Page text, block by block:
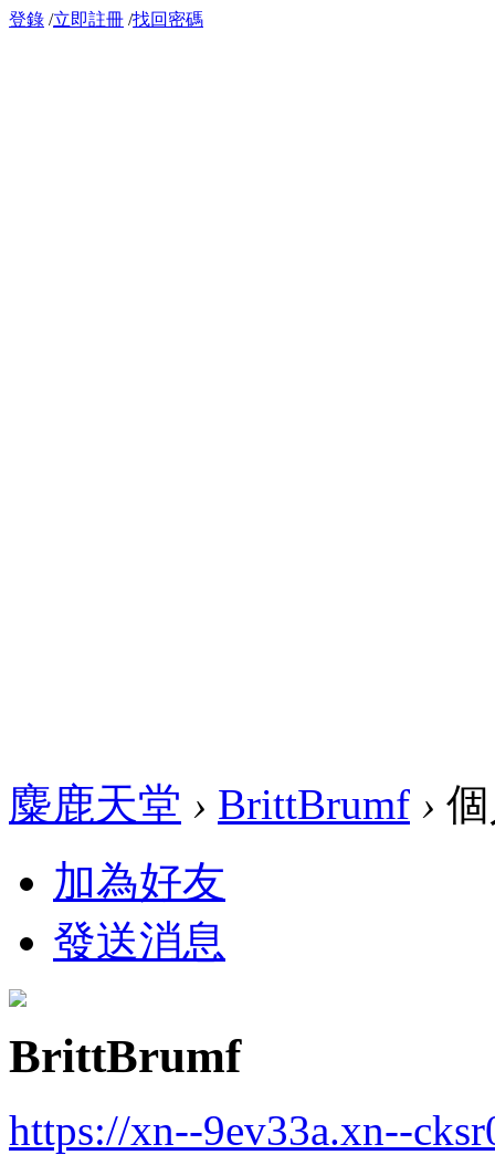
登錄 /立即註冊 /找回密碼
麋鹿天堂 › BrittBrumf ›
加為好友
發送消息
BrittBrumf
https://xn--9ev33a.xn--